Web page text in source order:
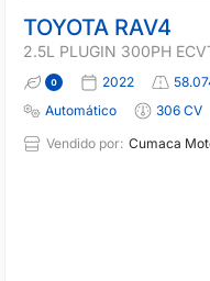
TOYOTA RAV4
2.5L PLUGIN 300PH
2022
Automático
306 CV
Vendido por: Cumaca